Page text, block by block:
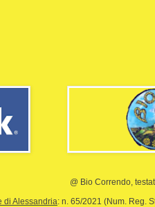
@ Bio Correndo,
di Alessandria: n. 65/2021 (Num. Reg.